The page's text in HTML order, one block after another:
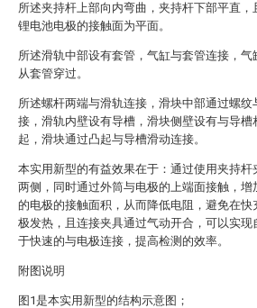
所述夹持杆上部向内弯曲，夹持杆下部平直，
锂电池电极的接触面为平面。
所述滑轨中部设有套管，气缸与套管连接，气
从套管穿过。
所述螺杆两端与滑轨连接，滑块中部通过螺纹
接，滑轨内壁设有导槽，滑块侧壁设有与导槽
起，滑块通过凸起与导槽滑动连接。
本实用新型的有益效果在于：通过使用夹持杆
两侧，同时通过外筒与电极的上端面接触，增
的电极的接触面积，从而降低电阻，避免在快
极发热，且连接夹具通过气动开合，可以实现
于快速的与电极连接，提高检测的效率。
附图说明
图1是本实用新型的结构示意图；